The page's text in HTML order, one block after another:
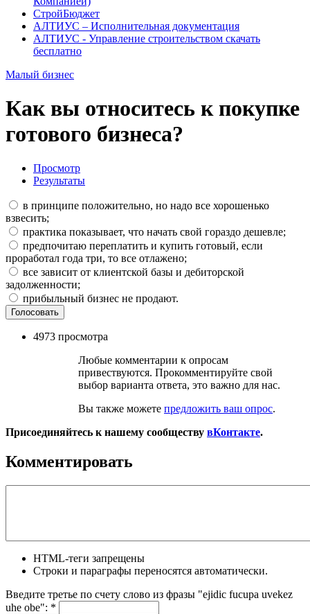
СтройБюджет
АЛТИУС – Исполнительная документация
АЛТИУС - Управление строительством скачать
бесплатно
Малый бизнес
Как вы относитесь к покупке
готового бизнеса?
Просмотр
Результаты
в принципе положительно, но надо все хорошенько
взвесить;
практика показывает, что начать свой гораздо дешевле;
предпочитаю переплатить и купить готовый, если
проработал года три, то все отлажено;
все зависит от клиентской базы и дебиторской
задолженности;
прибыльный бизнес не продают.
4973 просмотра
Любые комментарии к опросам
привествуются. Прокомментируйте свой
выбор варианта ответа, это важно для нас.
Вы также можете предложить ваш опрос.
Присоединяйтесь к нашему сообществу вКонтакте.
Комментировать
HTML-теги запрещены
Строки и параграфы переносятся автоматически.
Введите третье по счету слово из фразы "ejidic fucupa uvekez
uhe obe": *